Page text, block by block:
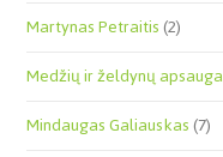
Martynas Petraitis(2)
Medžių ir želdynų apsauga
Mindaugas Galiauskas(7)